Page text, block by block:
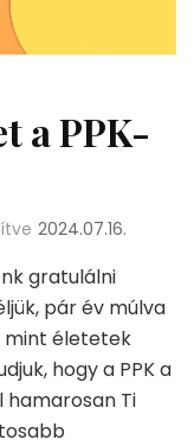
a PPK-
2024.07.16.
gratulálni
pár év múlva
mint életetek
hogy a PPK a
Ti